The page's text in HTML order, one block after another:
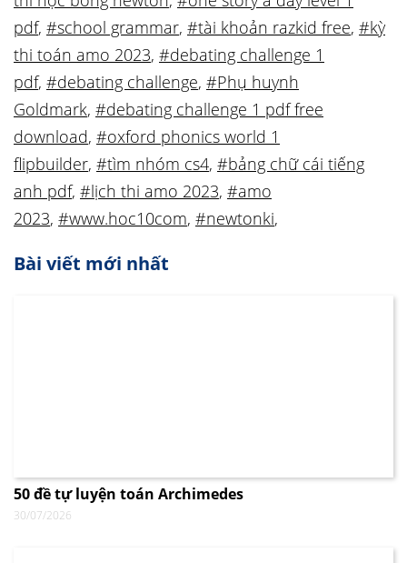
pdf, #school grammar, #tài khoản razkid free, #kỳ
thi toán amo 2023, #debating challenge 1
pdf, #debating challenge, #Phụ huynh
Goldmark, #debating challenge 1 pdf free
download, #oxford phonics world 1
flipbuilder, #tìm nhóm cs4, #bảng chữ cái tiếng
anh pdf, #lịch thi amo 2023, #amo
2023, #www.hoc10com, #newtonki,
Bài viết mới nhất
50 đề tự luyện toán Archimedes
30/07/2026